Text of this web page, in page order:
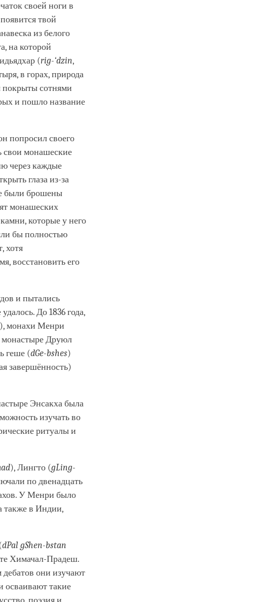
своей ноги в
твой
из белого
на которой
(rig-‘dzin,
в горах, природа
сотнями
и пошло название
попросил своего
свои монашеские
через каждые
глаза из-за
были брошены
монашеских
которые у него
бы полностью
хотя
восстановить его
и пытались
До 1836 года,
), монахи Менри
монастыре Друюл
геше (dGe-bshes)
завершённость)
Энсакха была
изучать во
ритуалы и
), Лингто (gLing-
по двенадцать
У Менри было
также в Индии,
dPal gShen-bstan
Химачал-Прадеш.
они изучают
осваивают такие